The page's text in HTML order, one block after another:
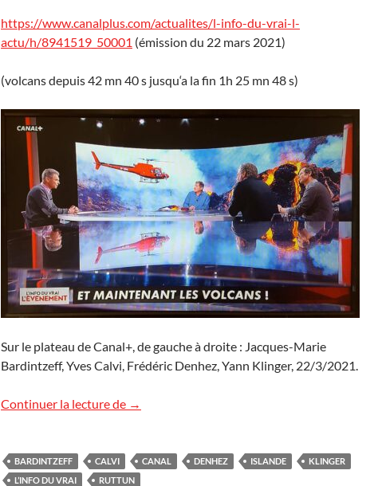
https://www.canalplus.com/actualites/l-info-du-vrai-l-
actu/h/8941519_50001 (émission du 22 mars 2021)
(volcans depuis 42 mn 40 s jusqu‘a la fin 1h 25 mn 48 s)
Sur le plateau de Canal+, de gauche à droite : Jacques-Marie
Bardintzeff, Yves Calvi, Frédéric Denhez, Yann Klinger, 22/3/2021.
Continuer la lecture de Les volcans sur Canal+
→
BARDINTZEFF CALVI CANAL DENHEZ ISLANDE
KLINGER
L’INFO DU VRAI
RUTTUN